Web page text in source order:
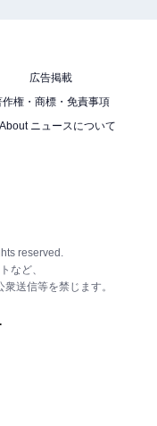
広告掲載
作権・商標・免責事項
ニュースについて
reserved.
など、
送信等を禁じます。